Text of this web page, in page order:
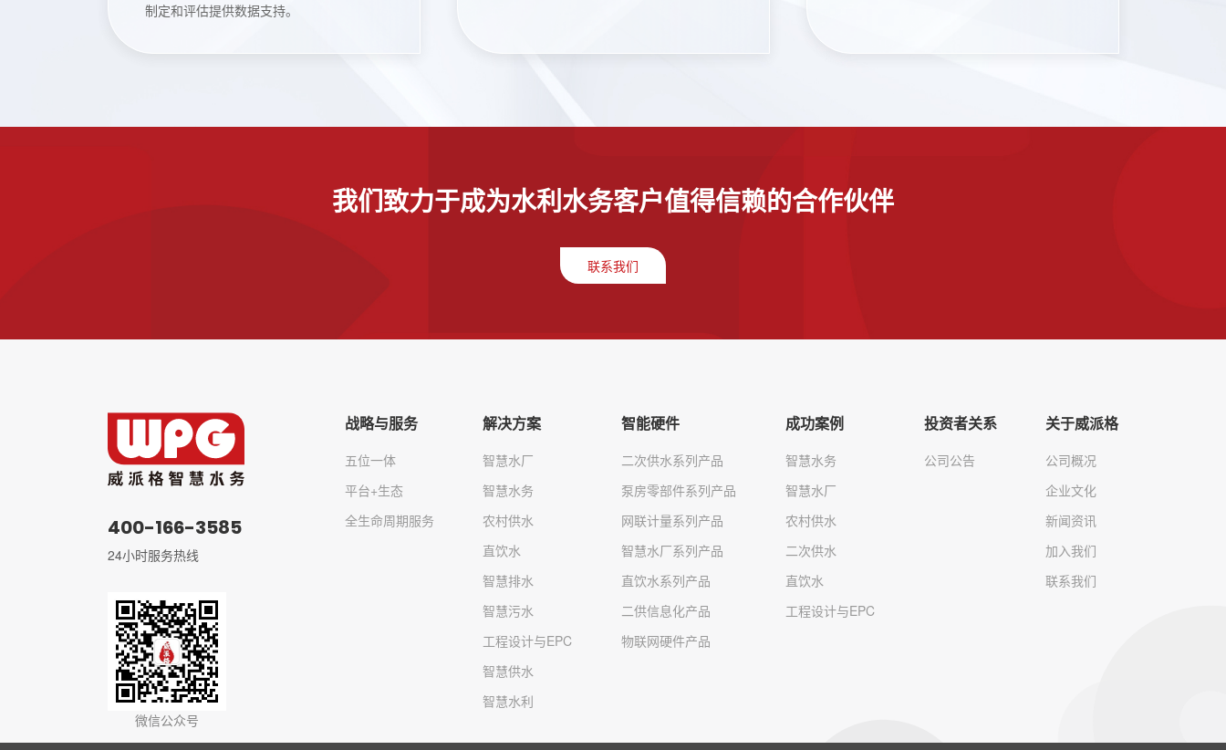
制定和评估提供数据支持。
我们致力于成为水利水务客户值得信赖的合作伙伴
联系我们
400-166-3585
24小时服务热线
微信公众号
战略与服务
五位一体
平台+生态
全生命周期服务
解决方案
智慧水厂
智慧水务
农村供水
直饮水
智慧排水
智慧污水
工程设计与EPC
智慧供水
智慧水利
智能硬件
二次供水系列产品
泵房零部件系列产品
网联计量系列产品
智慧水厂系列产品
直饮水系列产品
二供信息化产品
物联网硬件产品
成功案例
智慧水务
智慧水厂
农村供水
二次供水
直饮水
工程设计与EPC
投资者关系
公司公告
关于威派格
公司概况
企业文化
新闻资讯
加入我们
联系我们